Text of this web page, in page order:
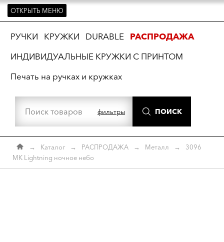
ОТКРЫТЬ МЕНЮ
РУЧКИ КРУЖКИ DURABLE
РАСПРОДАЖА
ИНДИВИДУАЛЬНЫЕ КРУЖКИ С ПРИНТОМ
Печать на ручках и кружках
фильтры ПОИСК
→ Каталог → РАСПРОДАЖА → Металл →
3096
МК Lightning ночное небо